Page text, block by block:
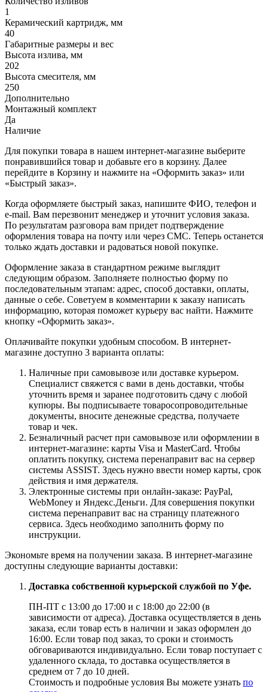
1
Керамический картридж, мм
40
Габаритные размеры и вес
Высота излива, мм
202
Высота смесителя, мм
250
Дополнительно
Монтажный комплект
Да
Наличие
Для покупки товара в нашем интернет-магазине выберите
понравившийся товар и добавьте его в корзину. Далее
перейдите в Корзину и нажмите на «Оформить заказ» или
«Быстрый заказ».
Когда оформляете быстрый заказ, напишите ФИО, телефон и
e-mail. Вам перезвонит менеджер и уточнит условия заказа.
По результатам разговора вам придет подтверждение
оформления товара на почту или через СМС. Теперь останется
только ждать доставки и радоваться новой покупке.
Оформление заказа в стандартном режиме выглядит
следующим образом. Заполняете полностью форму по
последовательным этапам: адрес, способ доставки, оплаты,
данные о себе. Советуем в комментарии к заказу написать
информацию, которая поможет курьеру вас найти. Нажмите
кнопку «Оформить заказ».
Оплачивайте покупки удобным способом. В интернет-
магазине доступно 3 варианта оплаты:
Наличные при самовывозе или доставке курьером.
Специалист свяжется с вами в день доставки, чтобы
уточнить время и заранее подготовить сдачу с любой
купюры. Вы подписываете товаросопроводительные
документы, вносите денежные средства, получаете
товар и чек.
Безналичный расчет при самовывозе или оформлении в
интернет-магазине: карты Visa и MasterCard. Чтобы
оплатить покупку, система перенаправит вас на сервер
системы ASSIST. Здесь нужно ввести номер карты, срок
действия и имя держателя.
Электронные системы при онлайн-заказе: PayPal,
WebMoney и Яндекс.Деньги. Для совершения покупки
система перенаправит вас на страницу платежного
сервиса. Здесь необходимо заполнить форму по
инструкции.
Экономьте время на получении заказа. В интернет-магазине
доступны следующие варианты доставки:
Доставка собственной курьерской службой по Уфе.
ПН-ПТ с 13:00 до 17:00 и с 18:00 до 22:00 (в
зависимости от адреса). Доставка осуществляется в день
заказа, если товар есть в наличии и заказ оформлен до
16:00. Если товар под заказ, то сроки и стоимость
обговариваются индивидуально. Если товар поступает с
удаленного склада, то доставка осуществляется в
среднем от 7 до 10 дней.
Стоимость и подробные условия Вы можете узнать по